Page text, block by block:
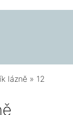
lázně » 12